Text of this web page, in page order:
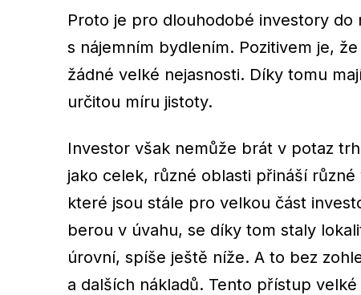
Proto je pro dlouhodobé investory
s nájemním bydlením. Pozitivem je,
žádné velké nejasnosti. Díky tomu
určitou míru jistoty.
Investor však nemůže brát v potaz
jako celek, různé oblasti přináší
které jsou stále pro velkou část
berou v úvahu, se díky tom staly
úrovní, spíše ještě níže. A to bez
a dalších nákladů. Tento přístup